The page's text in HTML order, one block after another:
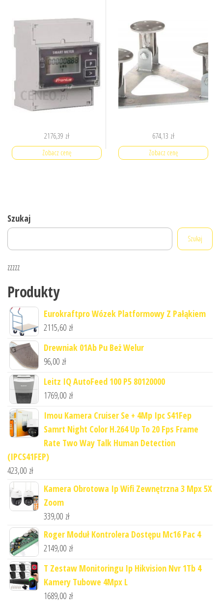
2176,39 zł
Zobacz cenę
674,13 zł
Zobacz cenę
Szukaj
Szukaj
zzzzz
Produkty
Eurokraftpro Wózek Platformowy Z Pałąkiem
2115,60 zł
Drewniak 01Ab Pu Beż Welur
96,00 zł
Leitz IQ AutoFeed 100 P5 80120000
1769,00 zł
Imou Kamera Cruiser Se + 4Mp Ipc S41Fep
Samrt Night Color H.264 Up To 20 Fps Frame
Rate Two Way Talk Human Detection
(IPCS41FEP)
423,00 zł
Kamera Obrotowa Ip Wifi Zewnętrzna 3 Mpx 5X
Zoom
339,00 zł
Roger Moduł Kontrolera Dostępu Mc16 Pac 4
2149,00 zł
T Zestaw Monitoringu Ip Hikvision Nvr 1Tb 4
Kamery Tubowe 4Mpx L
1689,00 zł